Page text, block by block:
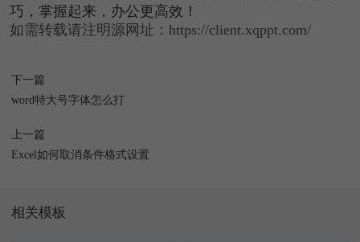
巧，掌握起来，办公更高效！
如需转载请注明源网址：https://client.xqppt.com/
下一篇
word特大号字体怎么打
上一篇
Excel如何取消条件格式设置
相关模板